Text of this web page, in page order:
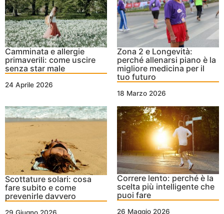
Camminata e allergie
primaverili: come uscire
senza star male
24 Aprile 2026
Zona 2 e Longevità:
perché allenarsi piano è la
migliore medicina per il
tuo futuro
18 Marzo 2026
Scottature solari: cosa
fare subito e come
prevenirle davvero
Correre lento: perché è la
scelta più intelligente che
puoi fare
26 Maggio 2026